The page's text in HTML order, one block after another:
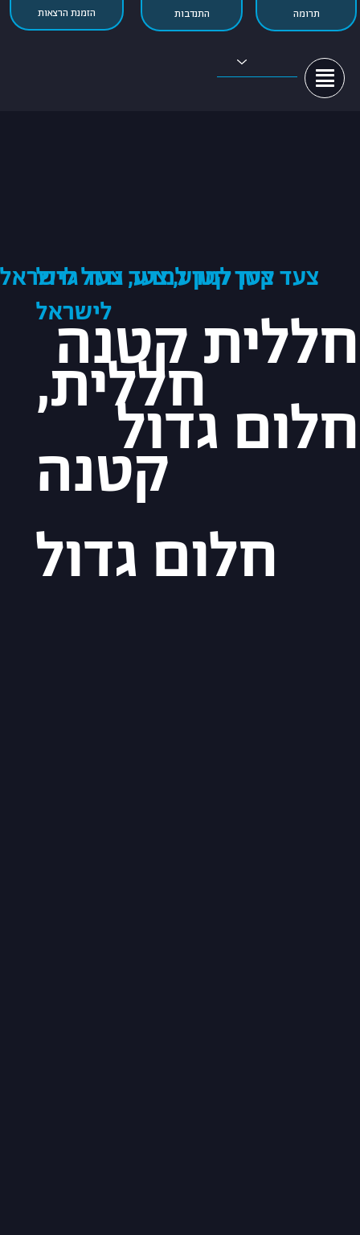
תרומה התנדבות הזמנת הרצאות
HEB

צעד קטן למדע, צעד גדול לישראל
חללית קטנה
חלום גדול
,חללית
קטנה
חלום גדול
צעד קטן למדע, צעד גדול
לישראל